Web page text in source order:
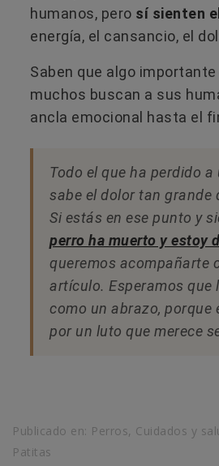
humanos, pero sí sienten
energía, el cansancio, el
Saben que algo
muchos buscan a sus
ancla emocional hasta el
Todo el que ha perdido a
sabe el dolor tan grande
Si estás en ese punto y
perro ha muerto y estoy
queremos acompañarte
artículo. Esperamos que
como un abrazo, porque
por un luto que merece
Publicado en: Perros, Cuidados y
Patitas